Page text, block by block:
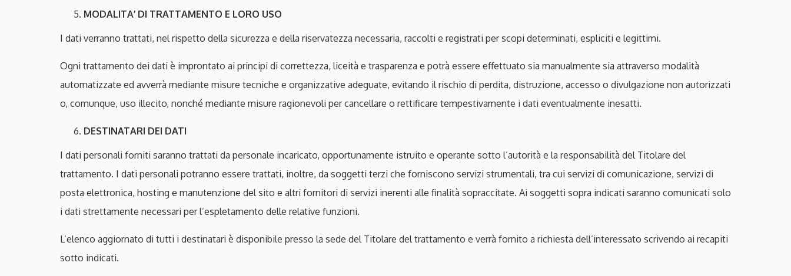
MODALITA’ DI TRATTAMENTO E LORO USO
I dati verranno trattati, nel rispetto della sicurezza e della riservatezza necessaria, raccolti e registrati per scopi determinati, espliciti e legittimi.
Ogni trattamento dei dati è improntato ai principi di correttezza, liceità e trasparenza e potrà essere effettuato sia manualmente sia attraverso modalità
automatizzate ed avverrà mediante misure tecniche e organizzative adeguate, evitando il rischio di perdita, distruzione, accesso o divulgazione non autorizzati
o, comunque, uso illecito, nonché mediante misure ragionevoli per cancellare o rettificare tempestivamente i dati eventualmente inesatti.
DESTINATARI DEI DATI
I dati personali forniti saranno trattati da personale incaricato, opportunamente istruito e operante sotto l’autorità e la responsabilità del Titolare del
trattamento. I dati personali potranno essere trattati, inoltre, da soggetti terzi che forniscono servizi strumentali, tra cui servizi di comunicazione, servizi di
posta elettronica, hosting e manutenzione del sito e altri fornitori di servizi inerenti alle finalità sopraccitate. Ai soggetti sopra indicati saranno comunicati solo
i dati strettamente necessari per l’espletamento delle relative funzioni.
L’elenco aggiornato di tutti i destinatari è disponibile presso la sede del Titolare del trattamento e verrà fornito a richiesta dell’interessato scrivendo ai recapiti
sotto indicati.